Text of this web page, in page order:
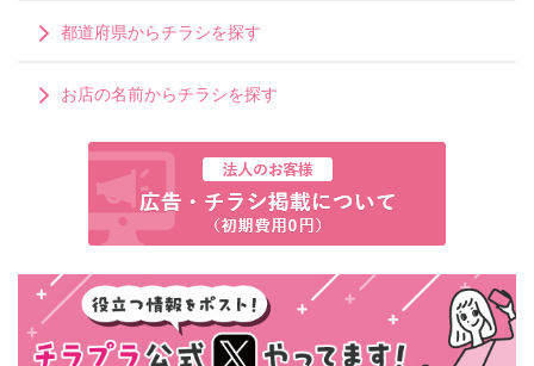
都道府県からチラシを探す
お店の名前からチラシを探す